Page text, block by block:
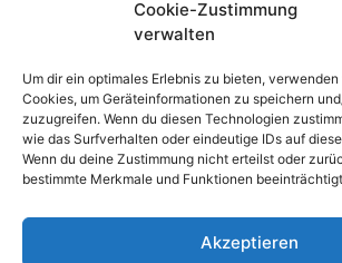
Cookie-Zustimmung
verwalten
Um dir ein optimales Erlebnis zu bieten,
Cookies, um Geräteinformationen zu speichern
zuzugreifen. Wenn du diesen Technologien
wie das Surfverhalten oder eindeutige IDs auf
Wenn du deine Zustimmung nicht erteilst oder
bestimmte Merkmale und Funktionen
Akzeptieren